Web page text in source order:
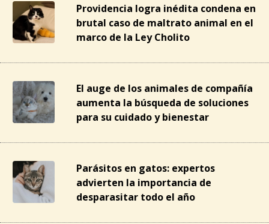
Providencia logra inédita condena en
brutal caso de maltrato animal en el
marco de la Ley Cholito
El auge de los animales de compañía
aumenta la búsqueda de soluciones
para su cuidado y bienestar
Parásitos en gatos: expertos
advierten la importancia de
desparasitar todo el año